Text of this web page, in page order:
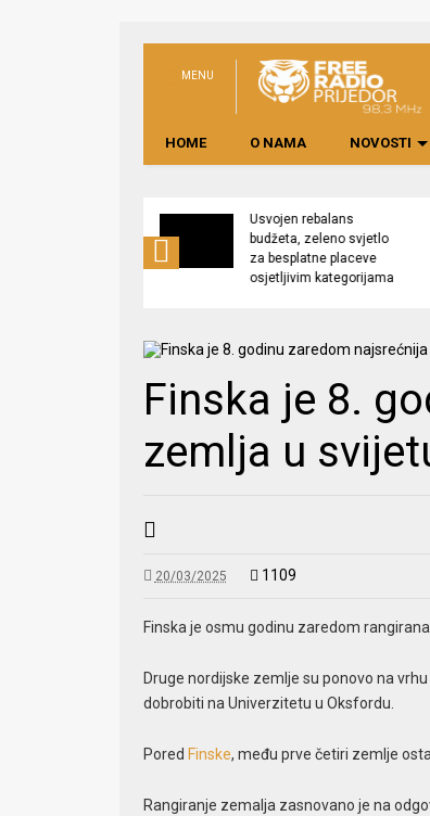
MENU
HOME O NAMA NOVOSTI
Usvojen rebalans
budžeta, zeleno svjetlo
za besplatne placeve
osjetljivim kategorijama
Finska je 8.
zemlja u
20/03/2025 1109
Finska je osmu godinu zaredom
Druge nordijske zemlje su ponovo na
dobrobiti na Univerzitetu u Oksfordu.
Pored Finske, među prve četiri zemlje
Rangiranje zemalja zasnovano je na